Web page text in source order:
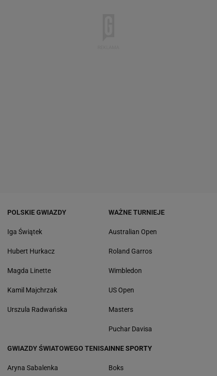
POLSKIE GWIAZDY
Iga Świątek
Hubert Hurkacz
Magda Linette
Kamil Majchrzak
Urszula Radwańska
WAŻNE TURNIEJE
Australian Open
Roland Garros
Wimbledon
US Open
Masters
Puchar Davisa
GWIAZDY ŚWIATOWEGO TENISA
Aryna Sabalenka
INNE SPORTY
Boks